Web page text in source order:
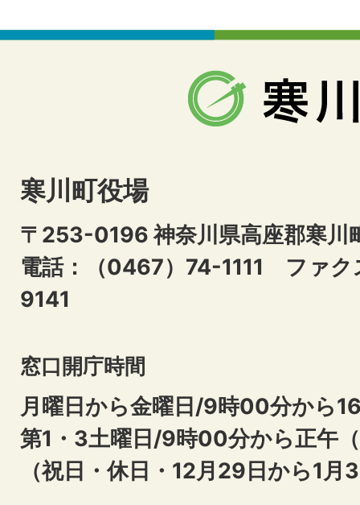
寒川町役場
〒253-0196 神奈川県高座郡寒川
電話：（0467）74-1111 ファ
9141
窓口開庁時間
月曜日から金曜日/9時00分から
第1・3土曜日/9時00分から正午
（祝日・休日・12月29日から1月